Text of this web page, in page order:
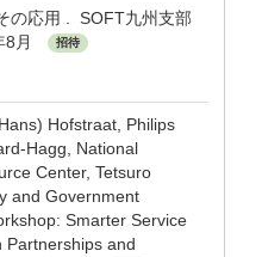
の応用 . SOFT九州支部
8月
招待
Hofstraat, Philips
Hagg, National
Center, Tetsuro
and Government
Smarter Service
Partnerships and